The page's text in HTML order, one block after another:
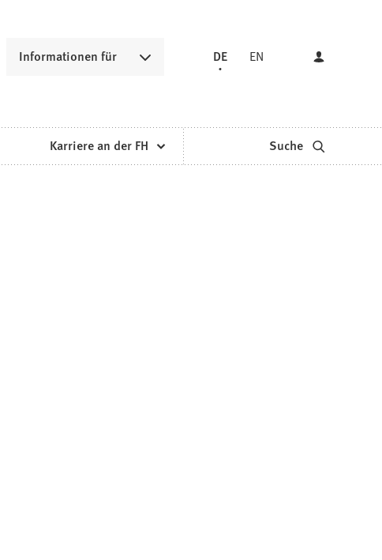
Informationen für DE EN
Karriere an der FH Suche